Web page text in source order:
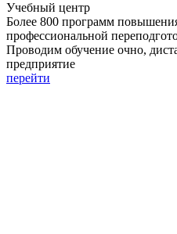
Учебный центр
Более 800 программ
профессиональной
Проводим обучение очно,
предприятие
перейти